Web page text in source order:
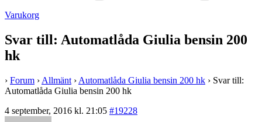
Varukorg
Svar till: Automatlåda Giulia bensin 200
hk
› Forum › Allmänt › Automatlåda Giulia bensin 200 hk › Svar till:
Automatlåda Giulia bensin 200 hk
4 september, 2016 kl. 21:05 #19228